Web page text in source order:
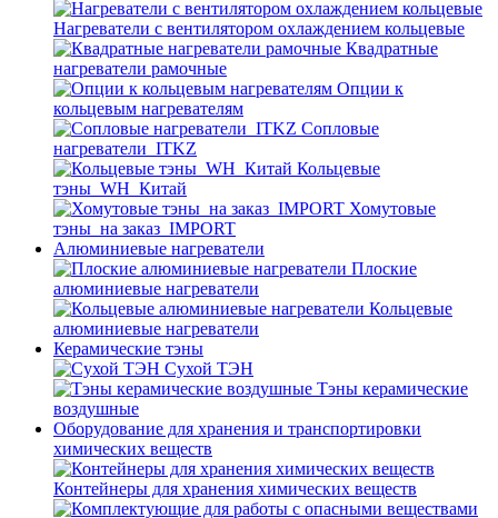
Нагреватели с вентилятором охлаждением кольцевые
Квадратные
нагреватели рамочные
Опции к
кольцевым нагревателям
Cопловые
нагреватели_ITKZ
Кольцевые
тэны_WH_Китай
Хомутовые
тэны_на заказ_IMPORT
Алюминиевые нагреватели
Плоские
алюминиевые нагреватели
Кольцевые
алюминиевые нагреватели
Керамические тэны
Сухой ТЭН
Тэны керамические
воздушные
Оборудование для хранения и транспортировки
химических веществ
Контейнеры для хранения химических веществ